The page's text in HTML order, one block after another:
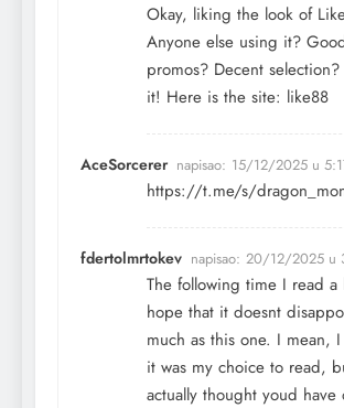
Okay, liking the look of
Anyone else using it?
promos? Decent selection?
it! Here is the site: like88
AceSorcerer napisao: 15/12/2025 u
https://t.me/s/
fdertolmrtokev napisao: 20/12/2025 u
The following time I read
hope that it doesnt
much as this one. I mean,
it was my choice to read,
actually thought youd have